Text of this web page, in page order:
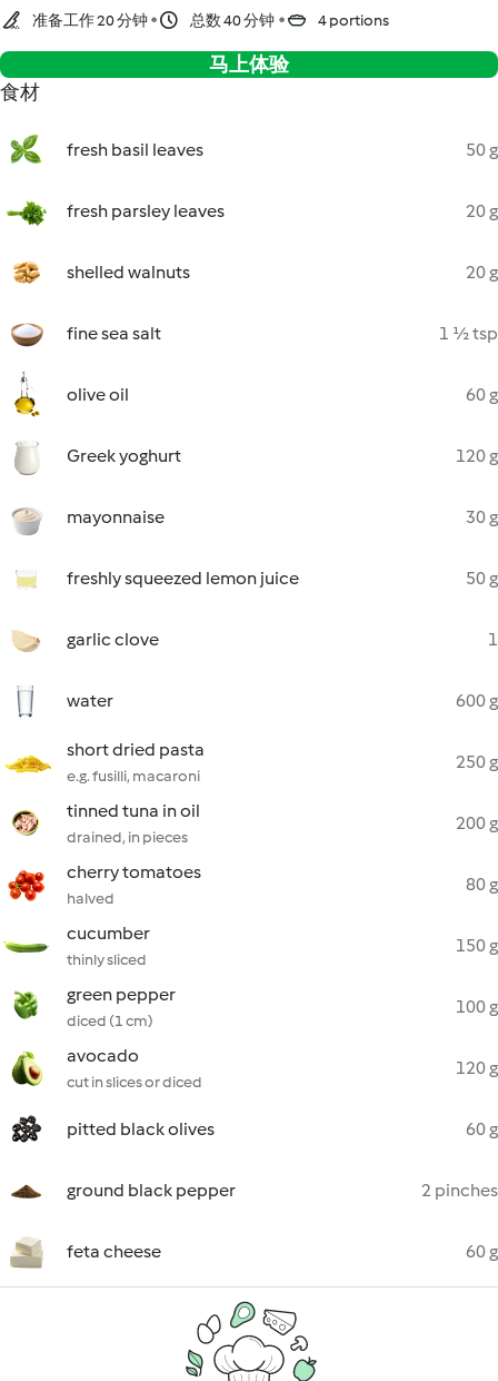
准备工作 20 分钟 总数 40 分钟 4 portions
马上体验
食材
fresh basil leaves 50 g
fresh parsley leaves 20 g
shelled walnuts 20 g
fine sea salt 1 ½ tsp
olive oil 60 g
Greek yoghurt 120 g
mayonnaise 30 g
freshly squeezed lemon juice 50 g
garlic clove 1
water 600 g
short dried pasta
e.g. fusilli, macaroni
250 g
tinned tuna in oil
drained, in pieces
200 g
cherry tomatoes
halved
80 g
cucumber
thinly sliced
150 g
green pepper
diced (1 cm)
100 g
avocado
cut in slices or diced
120 g
pitted black olives 60 g
ground black pepper 2 pinches
feta cheese 60 g